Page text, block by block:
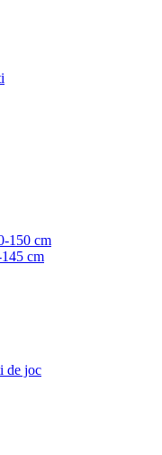
150 cm
cm
de joc